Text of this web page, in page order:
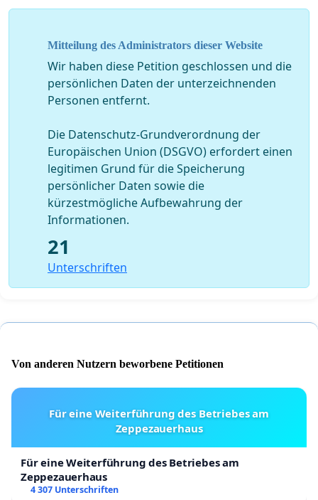
Mitteilung des Administrators dieser Website
Wir haben diese Petition geschlossen und die
persönlichen Daten der unterzeichnenden
Personen entfernt.
Die Datenschutz-Grundverordnung der
Europäischen Union (DSGVO) erfordert einen
legitimen Grund für die Speicherung
persönlicher Daten sowie die
kürzestmögliche Aufbewahrung der
Informationen.
21
Unterschriften
Von anderen Nutzern beworbene Petitionen
Für eine Weiterführung des Betriebes am
Zeppezauerhaus
Für eine Weiterführung des Betriebes am
Zeppezauerhaus
4 307 Unterschriften